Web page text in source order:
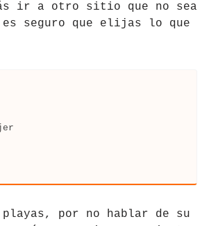
ir a otro sitio que no sea
seguro que elijas lo que
por no hablar de su